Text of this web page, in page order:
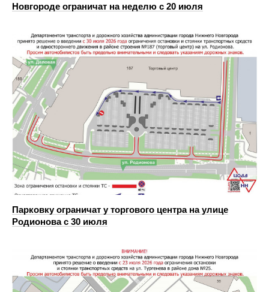
Новгороде ограничат на неделю с 20 июля
Парковку ограничат у торгового центра на улице
Родионова с 30 июля